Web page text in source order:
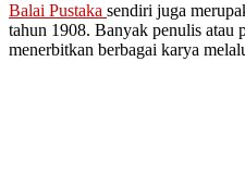
Balai Pustaka sendiri juga
tahun 1908. Banyak penulis atau
menerbitkan berbagai karya